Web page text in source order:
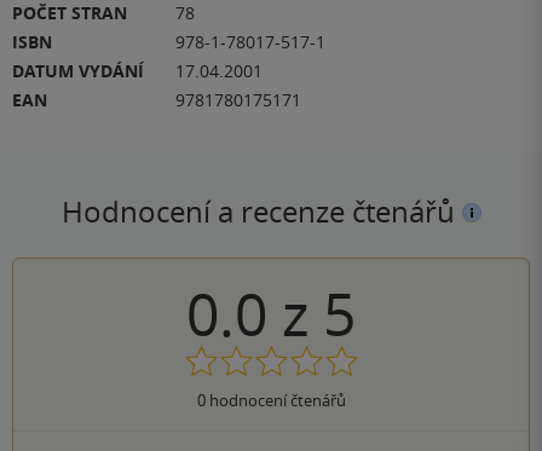
POČET STRAN
78
ISBN
978-1-78017-517-1
DATUM VYDÁNÍ
17.04.2001
EAN
9781780175171
Hodnocení a recenze čtenářů
0.0 z 5
0hodnocení čtenářů